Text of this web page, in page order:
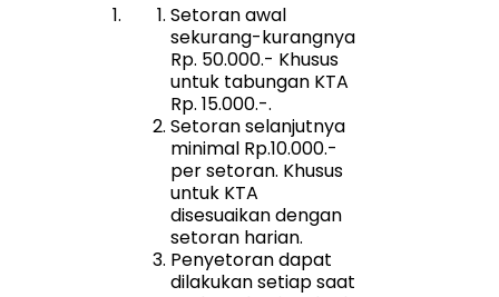
Setoran awal
sekurang-kurangnya
Rp. 50.000.- Khusus
untuk tabungan KTA
Rp. 15.000.-.
Setoran selanjutnya
minimal Rp.10.000.-
per setoran. Khusus
untuk KTA
disesuaikan dengan
setoran harian.
Penyetoran dapat
dilakukan setiap saat